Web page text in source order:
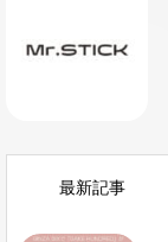
最新記事